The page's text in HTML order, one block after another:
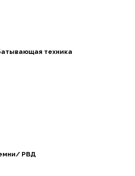
техника
РВД